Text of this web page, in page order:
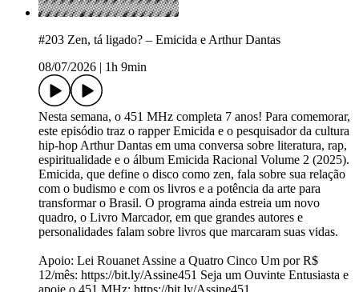
#203 Zen, tá ligado? – Emicida e Arthur Dantas
08/07/2026
1h 9min
Nesta semana, o 451 MHz completa 7 anos! Para comemorar,
este episódio traz o rapper Emicida e o pesquisador da cultura
hip-hop Arthur Dantas em uma conversa sobre literatura, rap,
espiritualidade e o álbum Emicida Racional Volume 2 (2025).
Emicida, que define o disco como zen, fala sobre sua relação
com o budismo e com os livros e a potência da arte para
transformar o Brasil. O programa ainda estreia um novo
quadro, o Livro Marcador, em que grandes autores e
personalidades falam sobre livros que marcaram suas vidas.
Apoio: Lei Rouanet Assine a Quatro Cinco Um por R$
12/mês: https://bit.ly/Assine451 Seja um Ouvinte Entusiasta e